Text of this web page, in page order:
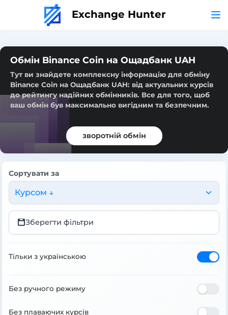
Exchange Hunter
Обмін Binance Coin на Ощадбанк UAH
Тут ви знайдете комплексну інформацію для обміну
Binance Coin на Ощадбанк UAH: від актуальних курсів
до рейтингу надійних обмінників. Все для того, щоб
ваш обмін був максимально вигідним та безпечним.
зворотній обмін
Сортувати за
Курсом ↓
Зберегти фільтри
Тільки з українською
Без ручного режиму
Без плаваючих курсів